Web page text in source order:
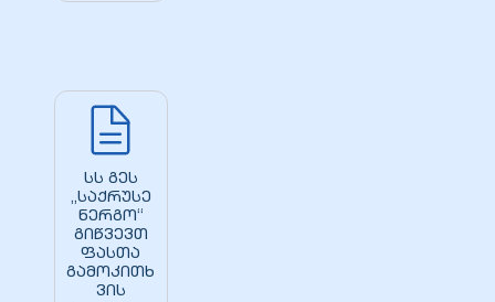
სს გეს
„საქრუსე
ნერგო“
გიწვევთ
ფასთა
გამოკითხ
ვის